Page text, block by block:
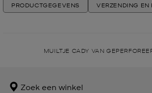
PRODUCTGEGEVENS VERZENDING EN
MUILTJE CADY VAN
Zoek een winkel